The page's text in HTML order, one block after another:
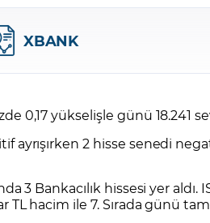
Nedir? İşlem Koşulları
Borsa
Eğitim Kitapları
TakvimiSıkça Sorulan Sorular
XBANK
0,17 yükselişle günü 18.241
ayrışırken 2 hisse senedi
3 Bankacılık hissesi yer aldı.
TL hacim ile 7. Sırada günü